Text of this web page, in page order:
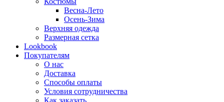
Весна-Лето
Осень-Зима
Верхняя одежда
Размерная сетка
Lookbook
Покупателям
О нас
Доставка
Способы оплаты
Условия сотрудничества
Как заказать